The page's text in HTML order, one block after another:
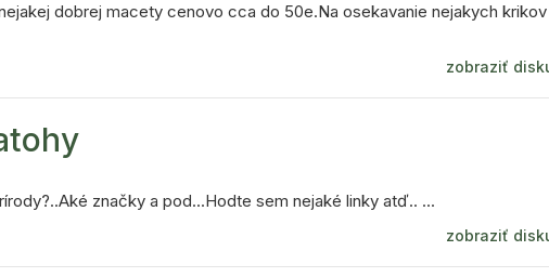
dobrej macety cenovo cca do 50e.Na osekavanie nejakych krikov
zobraziť
značky a pod...Hodte sem nejaké linky atď.. ...
zobraziť